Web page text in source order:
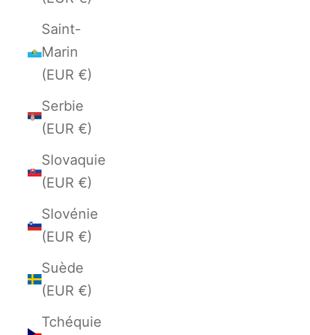
Saint-
Marin
(EUR €)
Serbie
(EUR €)
Slovaquie
(EUR €)
Slovénie
(EUR €)
Suède
(EUR €)
Tchéquie